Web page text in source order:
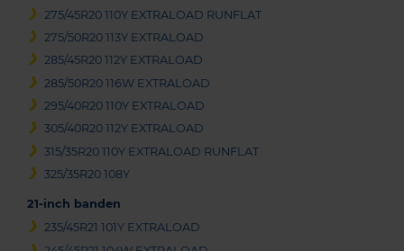
275/45R20 110Y EXTRALOAD RUNFLAT
275/50R20 113Y EXTRALOAD
285/45R20 112Y EXTRALOAD
285/50R20 116W EXTRALOAD
295/40R20 110Y EXTRALOAD
305/40R20 112Y EXTRALOAD
315/35R20 110Y EXTRALOAD RUNFLAT
325/35R20 108Y
21-inch banden
235/45R21 101Y EXTRALOAD